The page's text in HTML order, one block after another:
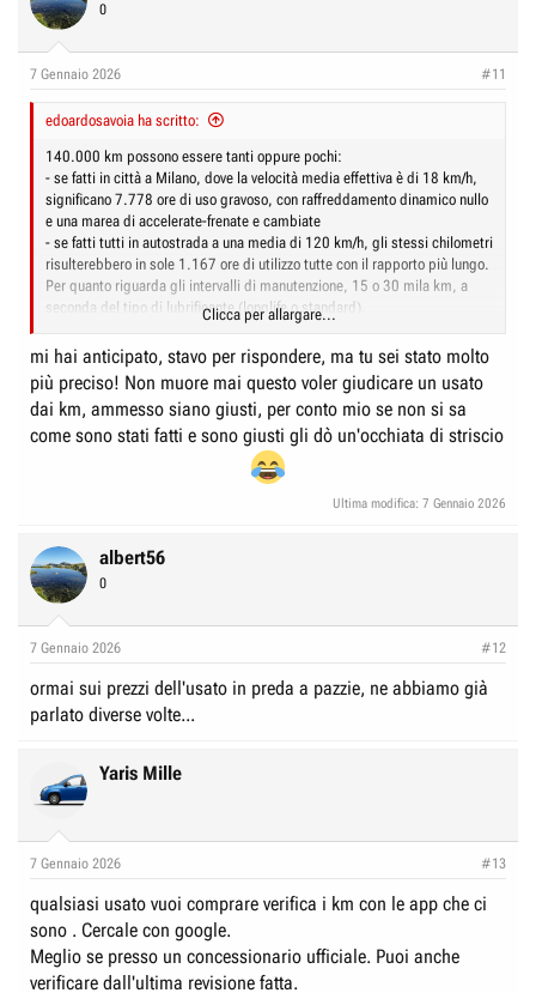
0
7 Gennaio 2026 #11
edoardosavoia ha scritto:
140.000 km possono essere tanti oppure pochi:
- se fatti in città a Milano, dove la velocità media effettiva è di 18 km/h,
significano 7.778 ore di uso gravoso, con raffreddamento dinamico nullo
e una marea di accelerate-frenate e cambiate
- se fatti tutti in autostrada a una media di 120 km/h, gli stessi chilometri
risulterebbero in sole 1.167 ore di utilizzo tutte con il rapporto più lungo.
Per quanto riguarda gli intervalli di manutenzione, 15 o 30 mila km, a
seconda del tipo di lubrificante (longlife o standard).
Fatti mostrare tutte le fatture dei tagliandi effettuati, così che hai modo
di verificare i chilometri.
Clicca per allargare...
mi hai anticipato, stavo per rispondere, ma tu sei stato molto
più preciso! Non muore mai questo voler giudicare un usato
dai km, ammesso siano giusti, per conto mio se non si sa
come sono stati fatti e sono giusti gli dò un'occhiata di striscio
Ultima modifica: 7 Gennaio 2026
albert56
0
7 Gennaio 2026 #12
ormai sui prezzi dell'usato in preda a pazzie, ne abbiamo già
parlato diverse volte...
Yaris Mille
7 Gennaio 2026 #13
qualsiasi usato vuoi comprare verifica i km con le app che ci
sono . Cercale con google.
Meglio se presso un concessionario ufficiale. Puoi anche
verificare dall'ultima revisione fatta.